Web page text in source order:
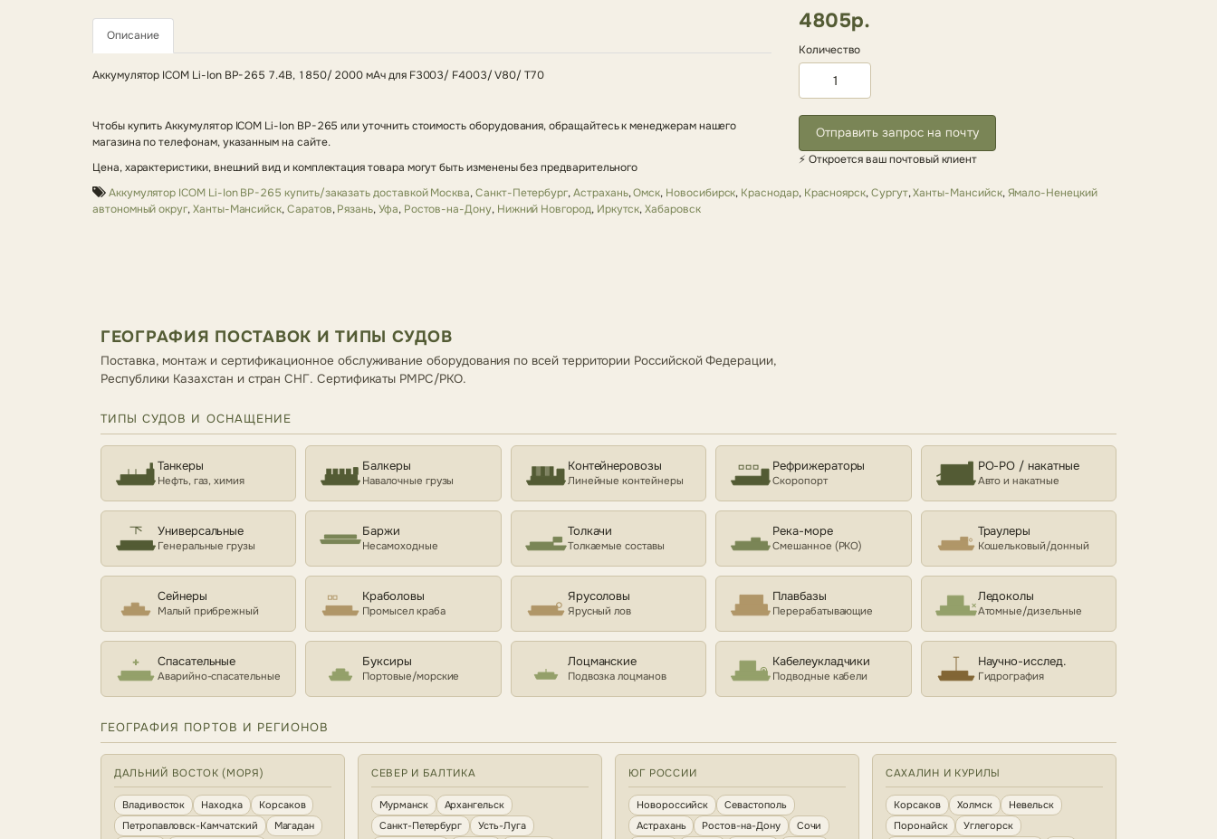
Описание
Аккумулятор ICOM Li-Ion BP-265 7.4В, 1850/ 2000 мАч для F3003/ F4003/ V80/ T70
Чтобы купить Аккумулятор ICOM Li-Ion BP-265 или уточнить стоимость оборудования, обращайтесь к менеджерам нашего
магазина по телефонам, указанным на сайте.
Цена, характеристики, внешний вид и комплектация товара могут быть изменены без предварительного
4805р.
Количество
Отправить запрос на почту
⚡ Откроется ваш почтовый клиент
Аккумулятор ICOM Li-Ion BP-265 купить/заказать доставкой Москва,Санкт-Петербург,Астрахань,Омск, Новосибирск, Краснодар, Красноярск,Сургут,Ханты-Мансийск,Ямало-Ненецкий
автономный округ,Ханты-Мансийск,Саратов,Рязань,Уфа, Ростов-на-Дону, Нижний Новгород, Иркутск,Хабаровск
ГЕОГРАФИЯ ПОСТАВОК И ТИПЫ СУДОВ
Поставка, монтаж и сертификационное обслуживание оборудования по всей территории Российской Федерации,
Республики Казахстан и стран СНГ. Сертификаты РМРС/РКО.
ТИПЫ СУДОВ И ОСНАЩЕНИЕ
Танкеры
Нефть, газ, химия
Балкеры
Навалочные грузы
Контейнеровозы
Линейные контейнеры
Рефрижераторы
Скоропорт
РО-РО / накатные
Авто и накатные
Универсальные
Генеральные грузы
Баржи
Несамоходные
Толкачи
Толкаемые составы
Река-море
Смешанное (РКО)
Траулеры
Кошельковый/донный
Сейнеры
Малый прибрежный
Краболовы
Промысел краба
Ярусоловы
Ярусный лов
Плавбазы
Перерабатывающие
Ледоколы
Атомные/дизельные
Спасательные
Аварийно-спасательные
Буксиры
Портовые/морские
Лоцманские
Подвозка лоцманов
Кабелеукладчики
Подводные кабели
Научно-исслед.
Гидрография
ГЕОГРАФИЯ ПОРТОВ И РЕГИОНОВ
ДАЛЬНИЙ ВОСТОК (МОРЯ)
Владивосток Находка
Корсаков
Петропавловск-Камчатский
Магадан
СЕВЕР И БАЛТИКА
Мурманск
Архангельск
Санкт-Петербург
Усть-Луга
ЮГ РОССИИ
Новороссийск
Севастополь
Астрахань
Ростов-на-Дону
Сочи
САХАЛИН И КУРИЛЫ
Корсаков Холмск
Невельск
Поронайск
Углегорск